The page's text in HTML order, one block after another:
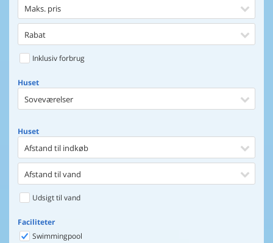
Maks. pris
Rabat
Inklusiv forbrug
Huset
Soveværelser
Huset
Afstand til indkøb
Afstand til vand
Udsigt til vand
Faciliteter
Swimmingpool